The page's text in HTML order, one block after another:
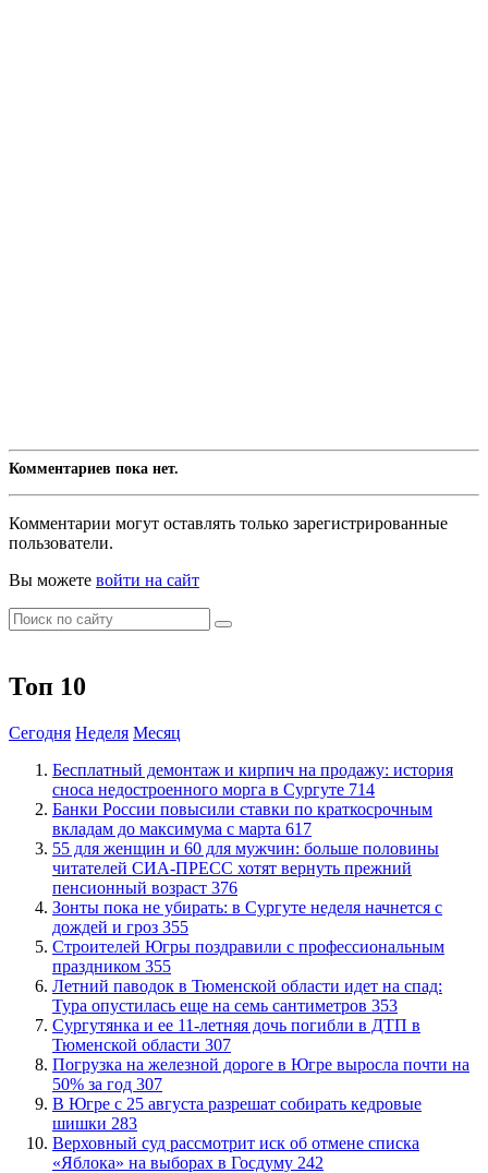
Комментариев пока нет.
Комментарии могут оставлять только зарегистрированные
пользователи.
Вы можете войти на сайт
Топ 10
Сегодня Неделя Месяц
​Бесплатный демонтаж и кирпич на продажу: история
сноса недостроенного морга в Сургуте 714
​Банки России повысили ставки по краткосрочным
вкладам до максимума с марта 617
​55 для женщин и 60 для мужчин: больше половины
читателей СИА-ПРЕСС хотят вернуть прежний
пенсионный возраст 376
​Зонты пока не убирать: в Сургуте неделя начнется с
дождей и гроз 355
​Строителей Югры поздравили с профессиональным
праздником 355
​Летний паводок в Тюменской области идет на спад:
Тура опустилась еще на семь сантиметров 353
Сургутянка и ее 11-летняя дочь погибли в ДТП в
Тюменской области 307
​Погрузка на железной дороге в Югре выросла почти на
50% за год 307
​В Югре с 25 августа разрешат собирать кедровые
шишки 283
​Верховный суд рассмотрит иск об отмене списка
«Яблока» на выборах в Госдуму 242